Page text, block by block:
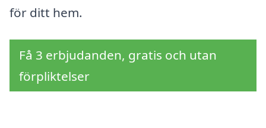
för ditt hem.
Få 3 erbjudanden, gratis och utan
förpliktelser